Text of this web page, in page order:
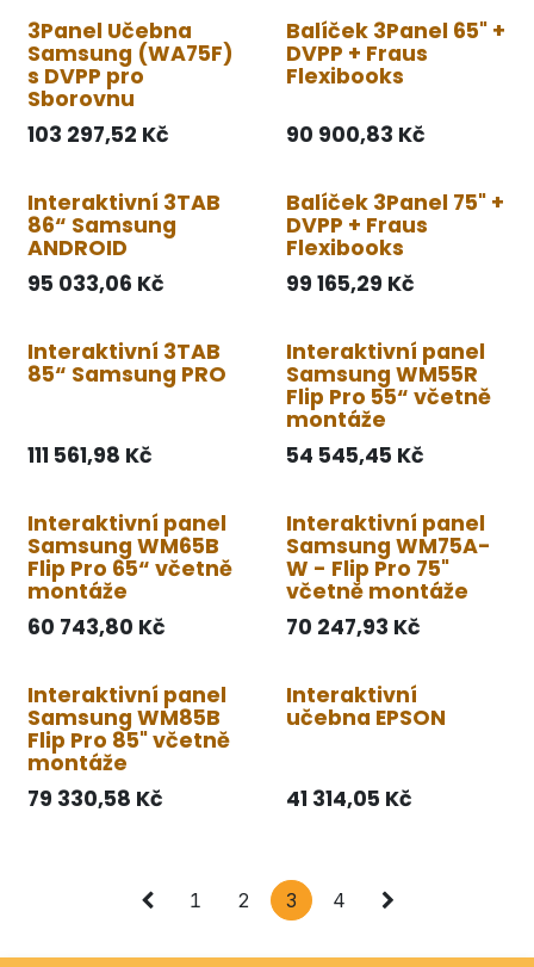
3Panel Učebna
Samsung (WA75F)
s DVPP pro
Sborovnu
103 297,52 Kč
Balíček 3Panel 65" +
DVPP + Fraus
Flexibooks
90 900,83 Kč
Interaktivní 3TAB
86“ Samsung
ANDROID
95 033,06 Kč
Balíček 3Panel 75" +
DVPP + Fraus
Flexibooks
99 165,29 Kč
Interaktivní 3TAB
85“ Samsung PRO
111 561,98 Kč
Interaktivní panel
Samsung WM55R
Flip Pro 55“ včetně
montáže
54 545,45 Kč
Interaktivní panel
Samsung WM65B
Flip Pro 65“ včetně
montáže
60 743,80 Kč
Interaktivní panel
Samsung WM75A-
W - Flip Pro 75"
včetně montáže
70 247,93 Kč
Interaktivní panel
Samsung WM85B
Flip Pro 85" včetně
montáže
79 330,58 Kč
Interaktivní
učebna EPSON
41 314,05 Kč
1 2 3 4